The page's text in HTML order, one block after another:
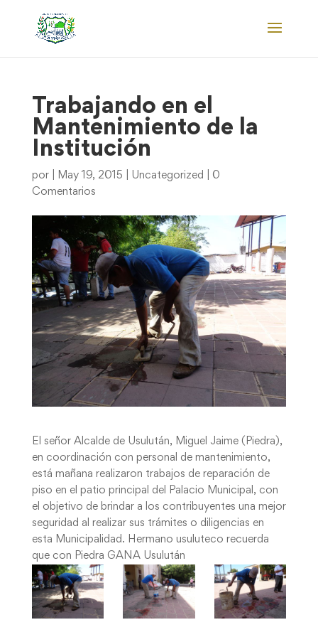
Trabajando en el
Mantenimiento de la
Institución
por May 19, 2015 Uncategorized
0
Comentarios
El señor Alcalde de Usulután, Miguel Jaime (Piedra),
en coordinación con personal de mantenimiento,
está mañana realizaron trabajos de reparación de
piso en el patio principal del Palacio Municipal, con
el objetivo de brindar a los contribuyentes una mejor
seguridad al realizar sus trámites o diligencias en
esta Municipalidad. Hermano usuluteco recuerda
que con Piedra GANA Usulután